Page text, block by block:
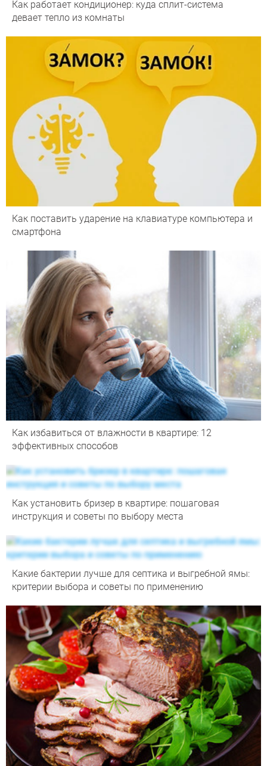
Как работает кондиционер: куда сплит-система
девает тепло из комнаты
Как поставить ударение на клавиатуре компьютера и
смартфона
Как избавиться от влажности в квартире: 12
эффективных способов
Как установить бризер в квартире: пошаговая
инструкция и советы по выбору места
Какие бактерии лучше для септика и выгребной ямы:
критерии выбора и советы по применению